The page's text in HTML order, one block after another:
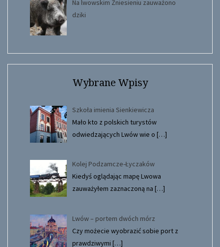
Na lwowskim Zniesieniu zauważono
dziki
Wybrane Wpisy
Szkoła imienia Sienkiewicza
Mało kto z polskich turystów
odwiedzających Lwów wie o […]
Kolej Podzamcze-Łyczaków
Kiedyś oglądając mapę Lwowa
zauważyłem zaznaczoną na […]
Lwów – portem dwóch mórz
Czy możecie wyobrazić sobie port z
prawdziwymi […]